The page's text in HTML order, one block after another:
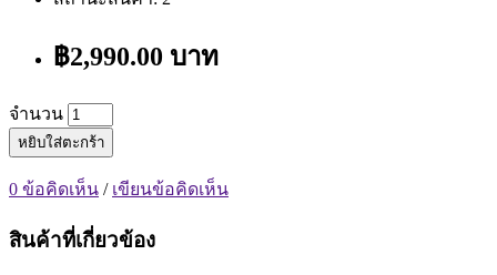
฿2,990.00 บาท
จำนวน
หยิบใส่ตะกร้า
0 ข้อคิดเห็น / เขียนข้อคิดเห็น
สินค้าที่เกี่ยวข้อง